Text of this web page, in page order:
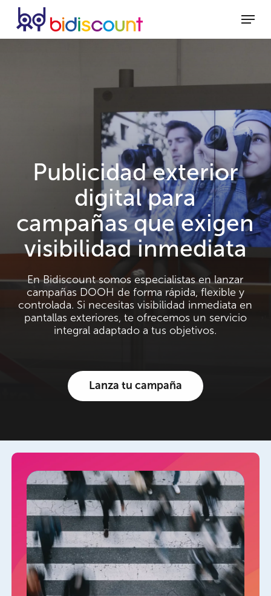
Skip
Menu
Publicidad exterior
digital para
campañas que exigen
visibilidad inmediata
En Bidiscount somos especialistas en lanzar
campañas DOOH de forma rápida, flexible y
controlada. Si necesitas visibilidad inmediata en
pantallas exteriores, te ofrecemos un servicio
integral adaptado a tus objetivos.
Lanza tu campaña
Close